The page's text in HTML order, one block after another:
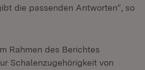
die passenden Antworten“, so
Rahmen des Berichtes
Schalenzugehörigkeit von